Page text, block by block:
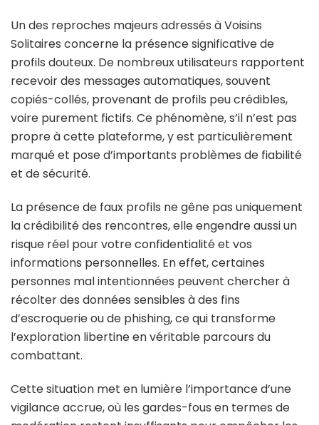
Un des reproches majeurs adressés à Voisins
Solitaires concerne la présence significative de
profils douteux. De nombreux utilisateurs rapportent
recevoir des messages automatiques, souvent
copiés-collés, provenant de profils peu crédibles,
voire purement fictifs. Ce phénomène, s’il n’est pas
propre à cette plateforme, y est particulièrement
marqué et pose d’importants problèmes de fiabilité
et de sécurité.
La présence de faux profils ne gêne pas uniquement
la crédibilité des rencontres, elle engendre aussi un
risque réel pour votre confidentialité et vos
informations personnelles. En effet, certaines
personnes mal intentionnées peuvent chercher à
récolter des données sensibles à des fins
d’escroquerie ou de phishing, ce qui transforme
l’exploration libertine en véritable parcours du
combattant.
Cette situation met en lumière l’importance d’une
vigilance accrue, où les gardes-fous en termes de